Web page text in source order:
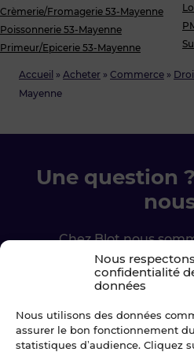
Nous
confidentialité
données
Nous utilisons des données
assurer le bon fonctionnement
statistiques d’audience. Cliquez
Accueil » Acheter » Commerce »
Mayenne
Crèmerie/Fromagerie 53-Mayenne
Poissonnerie 53-Mayenne
Primeur/Epicerie 53-Mayenne
Une question
Chez Blot nous
accompagner à
02 99 79